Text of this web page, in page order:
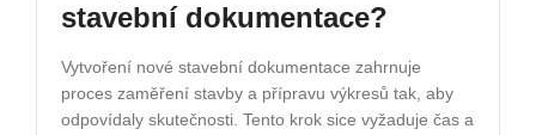
stavební dokumentace?
Vytvoření nové stavební dokumentace zahrnuje
proces zaměření stavby a přípravu výkresů tak, aby
odpovídaly skutečnosti. Tento krok sice vyžaduje čas a